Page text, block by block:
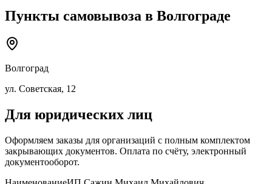
Пункты самовывоза в Волгограде
Волгоград
ул. Советская, 12
Для юридических лиц
Оформляем заказы для организаций с полным комплектом
закрывающих документов. Оплата по счёту, электронный
документооборот.